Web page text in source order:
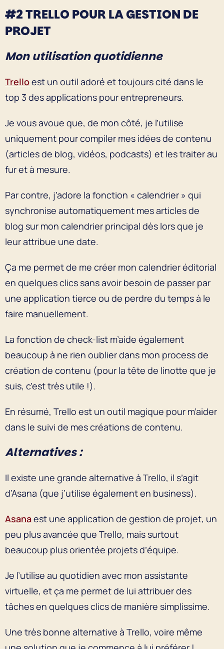
#2 TRELLO POUR LA GESTION DE
PROJET
Mon utilisation quotidienne
Trelloest un outil adoré et toujours cité dans le
top 3 des applications pour entrepreneurs.
Je vous avoue que, de mon côté, je l’utilise
uniquement pour compiler mes idées de contenu
(articles de blog, vidéos, podcasts) et les traiter au
fur et à mesure.
Par contre, j’adore la fonction « calendrier » qui
synchronise automatiquement mes articles de
blog sur mon calendrier principal dès lors que je
leur attribue une date.
Ça me permet de me créer mon calendrier éditorial
en quelques clics sans avoir besoin de passer par
une application tierce ou de perdre du temps à le
faire manuellement.
La fonction de check-list m’aide également
beaucoup à ne rien oublier dans mon process de
création de contenu (pour la tête de linotte que je
suis, c’est très utile !).
En résumé, Trello est un outil magique pour m’aider
dans le suivi de mes créations de contenu.
Alternatives :
Il existe une grande alternative à Trello, il s’agit
d’Asana (que j’utilise également en business).
Asanaest une application de gestion de projet, un
peu plus avancée que Trello, mais surtout
beaucoup plus orientée projets d’équipe.
Je l’utilise au quotidien avec mon assistante
virtuelle, et ça me permet de lui attribuer des
tâches en quelques clics de manière simplissime.
Une très bonne alternative à Trello, voire même